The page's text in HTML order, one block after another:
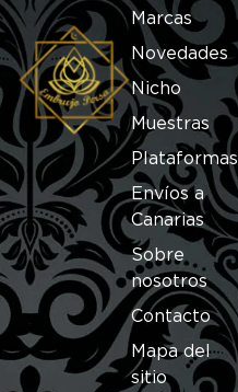
Marcas
Novedades
Nicho
Muestras
Plataformas
Envíos a
Canarias
Sobre
nosotros
Contacto
Mapa del
sitio